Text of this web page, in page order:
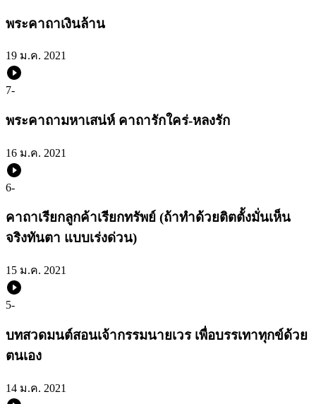
พระคาถาเงินล้าน
19 ม.ค. 2021
7-
พระคาถามหาเสน่ห์ คาถารักใคร่-หลงรัก
16 ม.ค. 2021
6-
คาถาเรียกลูกค้าเรียกทรัพย์ (ถ้าทำด้วยติตตั้งมั่นเห็น
จริงทันตา แบบเร่งด่วน)
15 ม.ค. 2021
5-
บทสวดมนต์สอนเจ้ากรรมนายเวร เพื่อบรรเทาทุกข์ด้วย
ตนเอง
14 ม.ค. 2021